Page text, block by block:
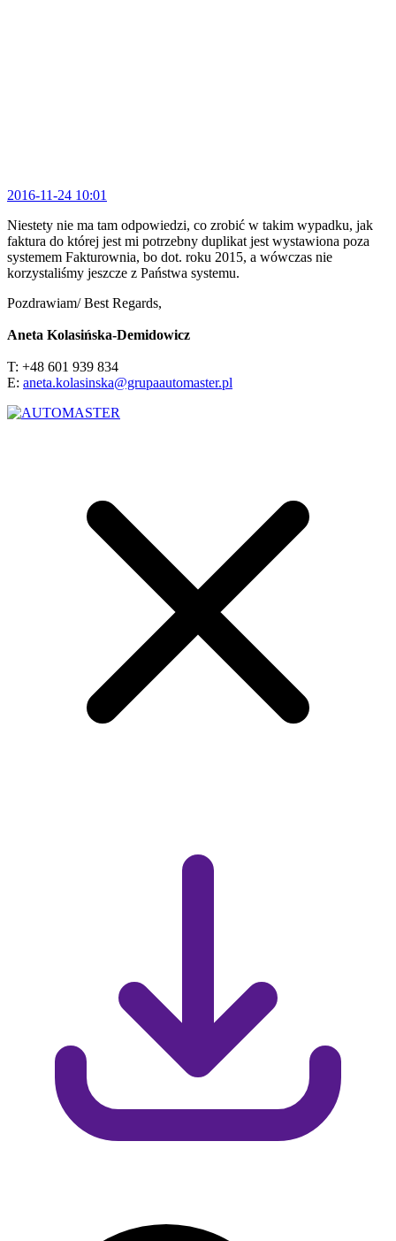
2016-11-24 10:01
Niestety nie ma tam odpowiedzi, co zrobić w takim wypadku, jak
faktura do której jest mi potrzebny duplikat jest wystawiona poza
systemem Fakturownia, bo dot. roku 2015, a wówczas nie
korzystaliśmy jeszcze z Państwa systemu.
Pozdrawiam/ Best Regards,
Aneta Kolasińska-Demidowicz
T: +48 601 939 834
E: aneta.kolasinska@grupaautomaster.pl